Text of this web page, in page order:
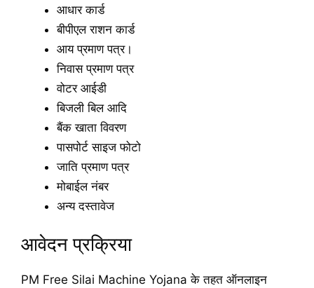
आधार कार्ड
बीपीएल राशन कार्ड
आय प्रमाण पत्र।
निवास प्रमाण पत्र
वोटर आईडी
बिजली बिल आदि
बैंक खाता विवरण
पासपोर्ट साइज फोटो
जाति प्रमाण पत्र
मोबाईल नंबर
अन्य दस्तावेज
आवेदन प्रक्रिया
PM Free Silai Machine Yojana के तहत ऑनलाइन